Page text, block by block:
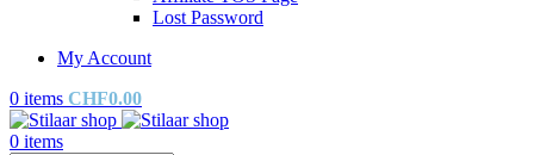
Lost Password
My Account
0 items CHF0.00
0 items